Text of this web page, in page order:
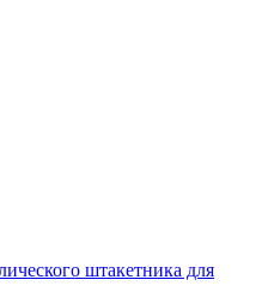
штакетника для